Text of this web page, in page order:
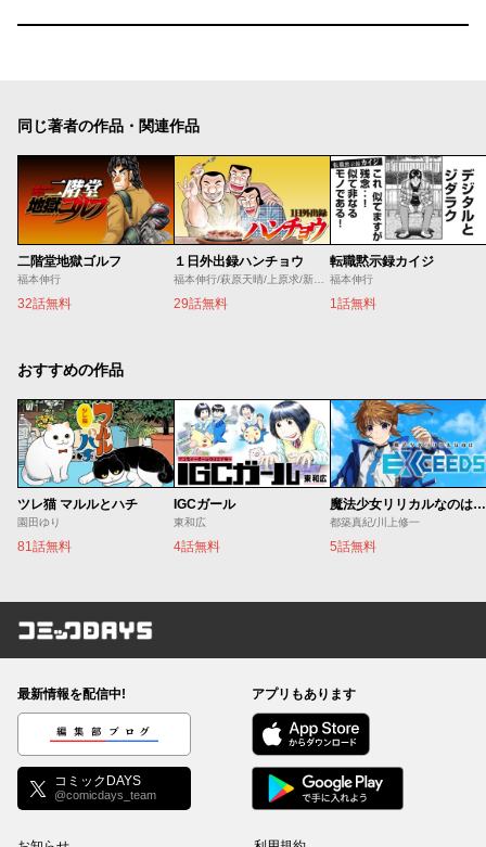
同じ著者の作品・関連作品
二階堂地獄ゴルフ
福本伸行
32話無料
１日外出録ハンチョウ
29話無料
転職黙示録カイジ
福本伸行
1話無料
おすすめの作品
ツレ猫 マルルとハチ
園田ゆり
81話無料
IGCガール
東和広
4話無料
魔法少女リリカルなのは EXCEEDS
都築真紀/川上修一
5話無料
コミックDAYS
最新情報を配信中!
編集部ブログ
コミックDAYS
@comicdays_team
アプリもあります